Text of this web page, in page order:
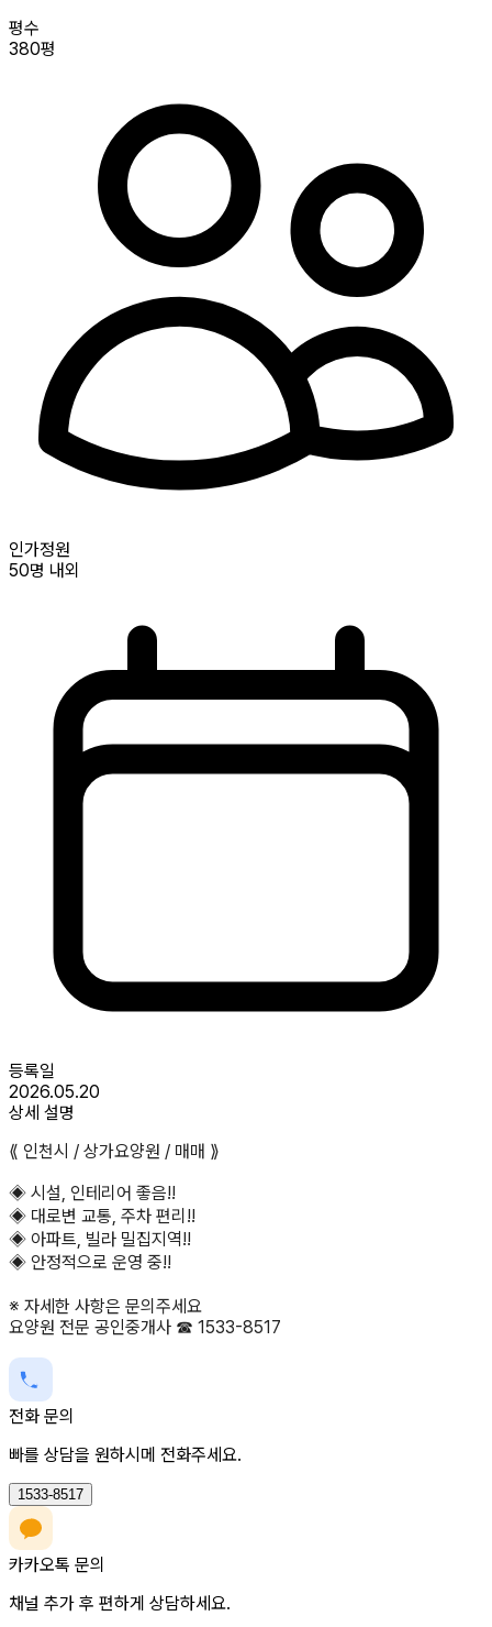
평수
380평
인가정원
50명 내외
등록일
2026.05.20
상세 설명
⟪ 인천시 / 상가요양원 / 매매 ⟫
◈ 시설, 인테리어 좋음!!
◈ 대로변 교통, 주차 편리!!
◈ 아파트, 빌라 밀집지역!!
◈ 안정적으로 운영 중!!
※ 자세한 사항은 문의주세요
요양원 전문 공인중개사 ☎ 1533-8517
전화 문의
빠를 상담을 원하시메 전화주세요.
1533-8517
카카오톡 문의
채널 추가 후 편하게 상담하세요.